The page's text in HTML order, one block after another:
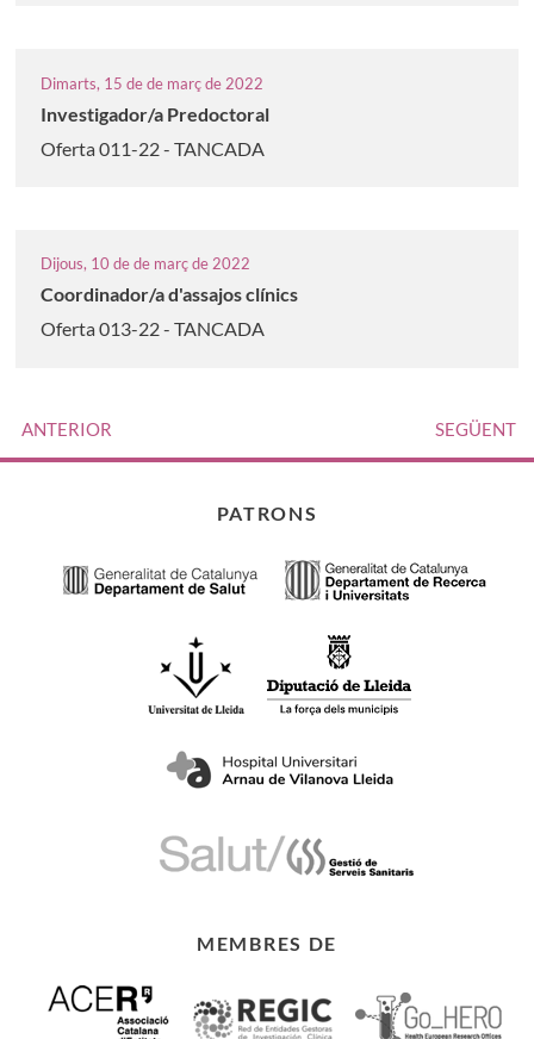
Dimarts, 15 de de març de 2022
Investigador/a Predoctoral
Oferta 011-22 - TANCADA
Dijous, 10 de de març de 2022
Coordinador/a d'assajos clínics
Oferta 013-22 - TANCADA
ANTERIOR SEGÜENT
PATRONS
MEMBRES DE